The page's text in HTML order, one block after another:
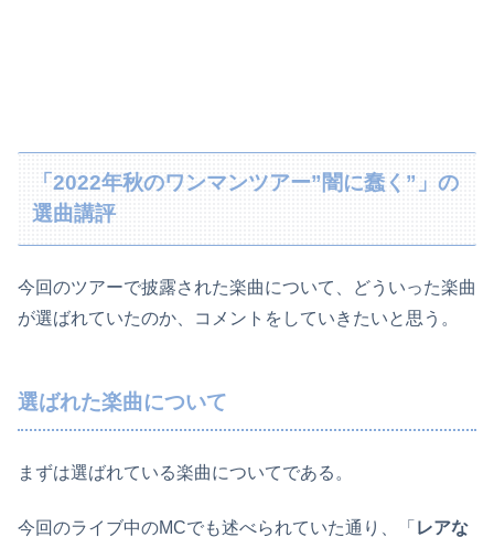
「2022年秋のワンマンツアー”闇に蠢く”」の
選曲講評
今回のツアーで披露された楽曲について、どういった楽曲
が選ばれていたのか、コメントをしていきたいと思う。
選ばれた楽曲について
まずは選ばれている楽曲についてである。
今回のライブ中のMCでも述べられていた通り、「 レアな